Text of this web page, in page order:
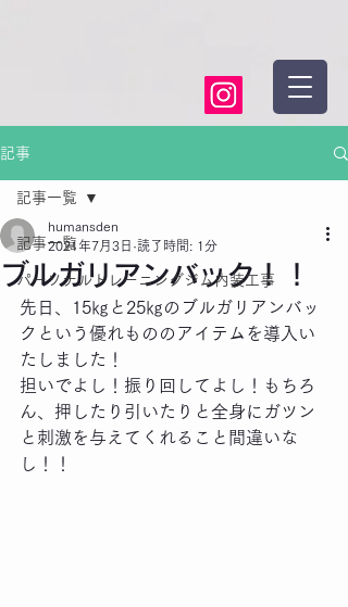
記事
記事一覧
パーソナルトレーニングジム内装工事
記事一覧
ブルガリアンバック！！
humansden
2021年7月3日 読了時間: 1分
先日、15㎏と25㎏のブルガリアンバッ
クという優れもののアイテムを導入い
たしました！
担いでよし！振り回してよし！もちろ
ん、押したり引いたりと全身にガツン
と刺激を与えてくれること間違いな
し！！